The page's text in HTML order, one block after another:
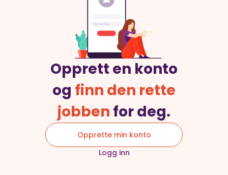
Opprett en konto
og finn den rette
jobben for deg.
Opprette min konto
Logg inn